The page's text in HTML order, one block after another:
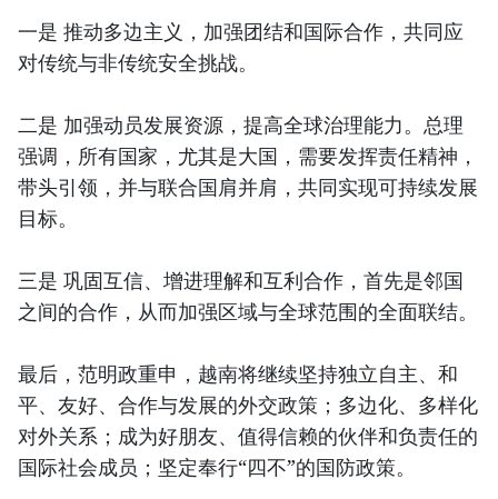
一是 推动多边主义，加强团结和国际合作，共同应
对传统与非传统安全挑战。
二是 加强动员发展资源，提高全球治理能力。总理
强调，所有国家，尤其是大国，需要发挥责任精神，
带头引领，并与联合国肩并肩，共同实现可持续发展
目标。
三是 巩固互信、增进理解和互利合作，首先是邻国
之间的合作，从而加强区域与全球范围的全面联结。
最后，范明政重申，越南将继续坚持独立自主、和
平、友好、合作与发展的外交政策；多边化、多样化
对外关系；成为好朋友、值得信赖的伙伴和负责任的
国际社会成员；坚定奉行“四不”的国防政策。